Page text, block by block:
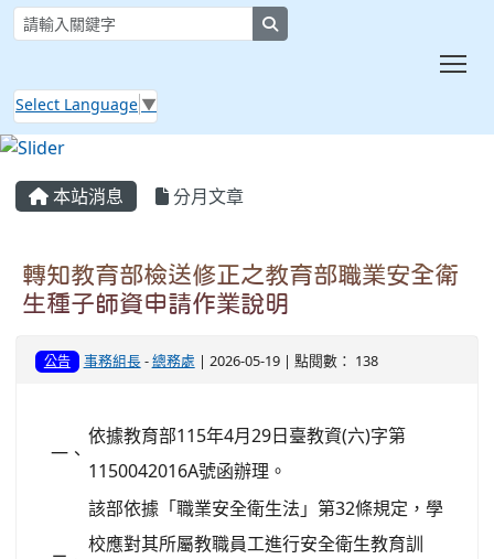
Select Language ▼
本站消息 分月文章
轉知教育部檢送修正之教育部職業安全衛
生種子師資申請作業說明
公告 事務組長-總務處 | 2026-05-19 | 點閱數： 138
一、
依據教育部115年4月29日臺教資(六)字第
1150042016A號函辦理。
該部依據「職業安全衛生法」第32條規定，學
校應對其所屬教職員工進行安全衛生教育訓